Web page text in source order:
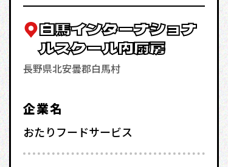
白馬インターナショナ
ルスクール内厨房
長野県北安曇郡白馬村
企業名
おたりフードサービス